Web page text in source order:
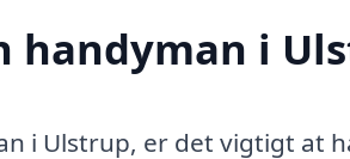
handyman i
i Ulstrup, er det vigtigt at